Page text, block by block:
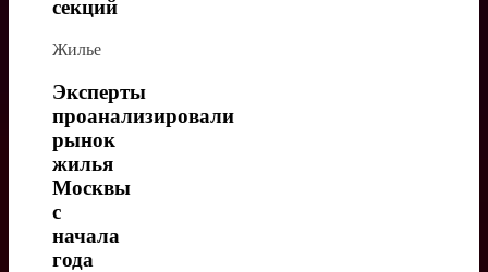
секций
Жилье
Эксперты
проанализировали
рынок
жилья
Москвы
с
начала
года